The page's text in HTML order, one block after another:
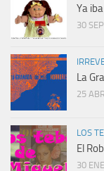
Ya
30
La
25
LOS
El
30